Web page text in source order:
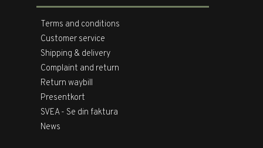
Terms and conditions
Customer service
Shipping & delivery
Complaint and return
Return waybill
Presentkort
SVEA - Se din faktura
News